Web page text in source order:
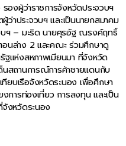
งผู้ว่าราชการจังหวัดประจวบฯ
าประจวบฯ และเป็นนายกสมาคม
ฯ – มะริด นายศุรอัฐ ณรงค์ฤทธิ์
อนล่าง 2 และคณะ ร่วมศึกษาดู
ฐแห่งสหภาพเมียนมา ที่จังหวัด
นสถานการณ์การค้าชายแดนกับ
ยบเรือจังหวัดระนอง เพื่อศึกษา
งการท่องเที่ยว การลงทุน และเป็น
จังหวัดระนอง